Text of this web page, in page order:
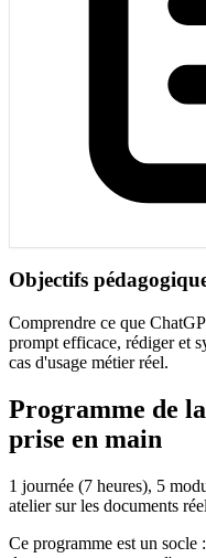
Objectifs
Comprendre ce que
prompt efficace, rédiger et
cas d'usage métier réel.
Programme de
prise en main
1 journée (7 heures), 5
atelier sur les documents
Ce programme est un socle